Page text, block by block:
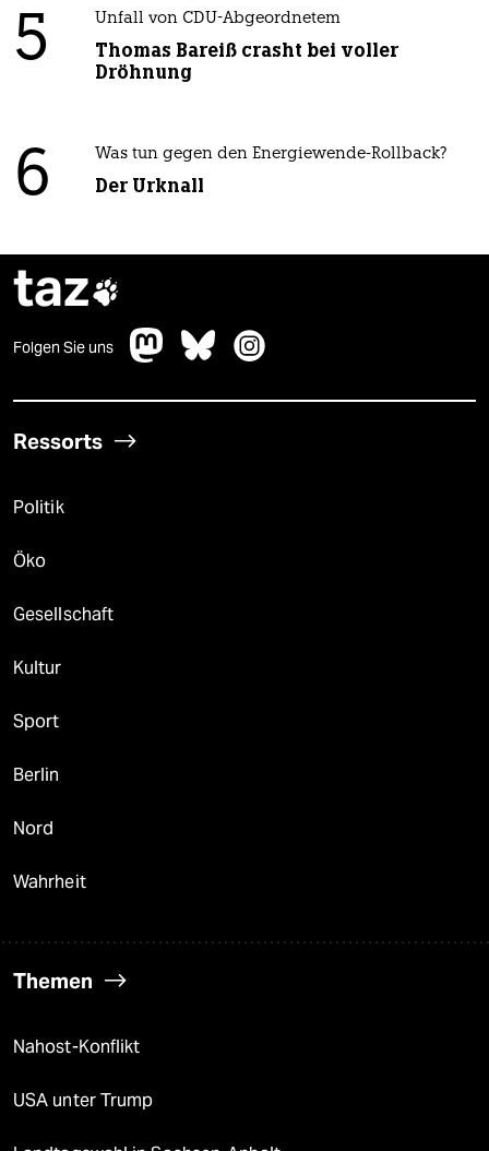
5 Unfall von CDU-Abgeordnetem
Thomas Bareiß crasht bei voller
Dröhnung
6 Was tun gegen den Energiewende-Rollback?
Der Urknall
taz
Folgen Sie uns
Ressorts
Politik
Öko
Gesellschaft
Kultur
Sport
Berlin
Nord
Wahrheit
Themen
Nahost-Konflikt
USA unter Trump